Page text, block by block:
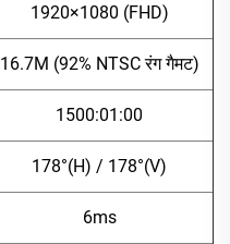
1920×1080 (FHD)
16.7M (92% NTSC रंग गैमट)
1500:01:00
178°(H) / 178°(V)
6ms